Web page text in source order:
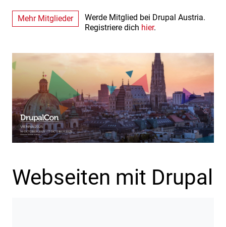
Mehr Mitglieder
Werde Mitglied bei Drupal Austria.
Registriere dich hier.
Webseiten mit Drupal